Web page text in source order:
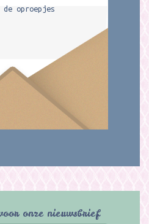
de oproepjes
onze nieuwsbrief